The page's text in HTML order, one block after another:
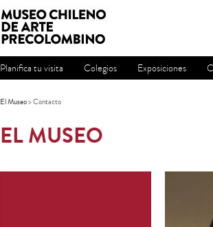
Planifica tu visita Colegios Exposiciones
El Museo> Contacto
EL MUSEO